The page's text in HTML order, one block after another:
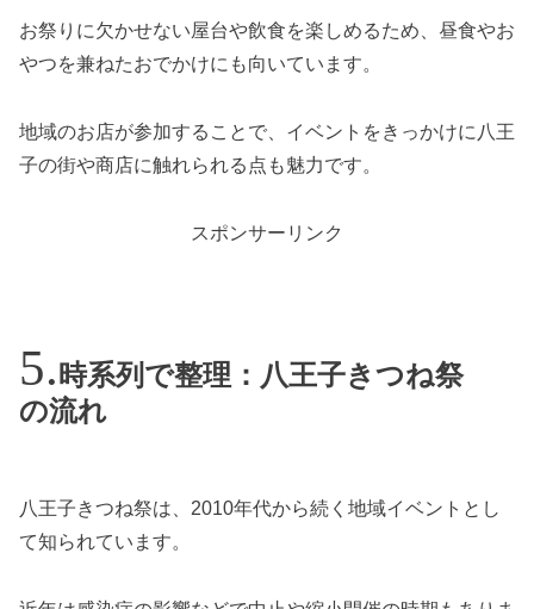
お祭りに欠かせない屋台や飲食を楽しめるため、昼食やお
やつを兼ねたおでかけにも向いています。
地域のお店が参加することで、イベントをきっかけに八王
子の街や商店に触れられる点も魅力です。
スポンサーリンク
時系列で整理：八王子きつね祭
の流れ
八王子きつね祭は、2010年代から続く地域イベントとし
て知られています。